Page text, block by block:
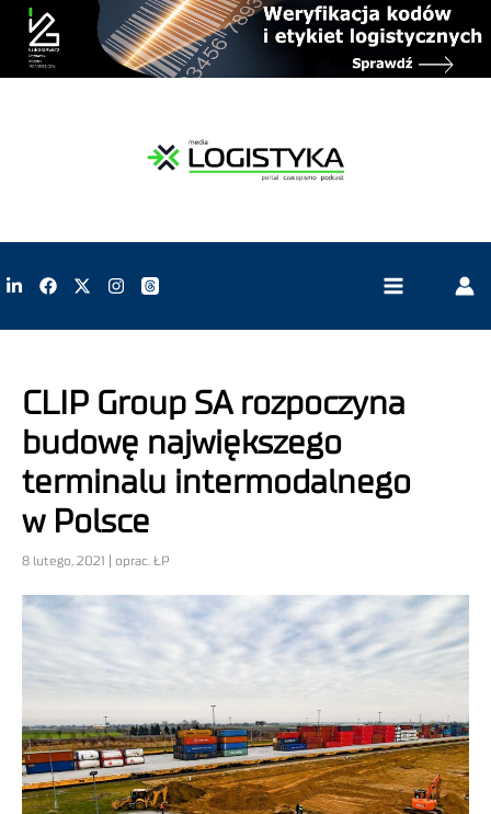
CLIP Group SA rozpoczyna
budowę największego
terminalu intermodalnego
w Polsce
8 lutego, 2021 | oprac. ŁP